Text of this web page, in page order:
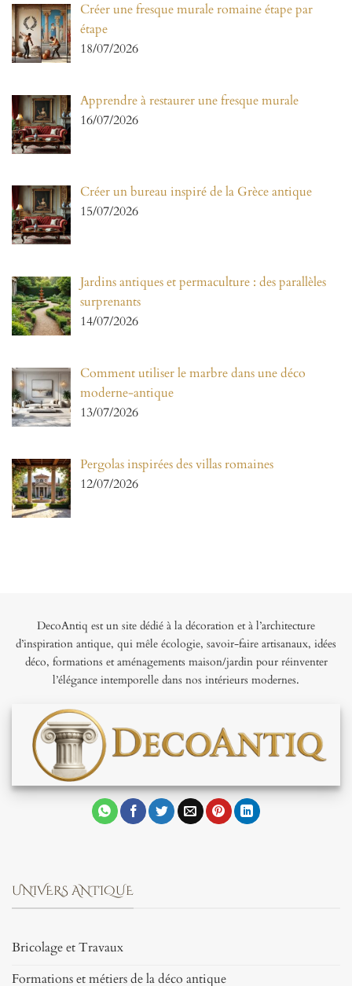
Créer une fresque murale romaine étape par
étape
18/07/2026
Apprendre à restaurer une fresque murale
16/07/2026
Créer un bureau inspiré de la Grèce antique
15/07/2026
Jardins antiques et permaculture : des parallèles
surprenants
14/07/2026
Comment utiliser le marbre dans une déco
moderne-antique
13/07/2026
Pergolas inspirées des villas romaines
12/07/2026
DecoAntiq est un site dédié à la décoration et à l’architecture
d’inspiration antique, qui mêle écologie, savoir-faire artisanaux, idées
déco, formations et aménagements maison/jardin pour réinventer
l’élégance intemporelle dans nos intérieurs modernes.
UNIVERS ANTIQUE
Bricolage et Travaux
Formations et métiers de la déco antique